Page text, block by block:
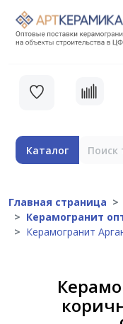
Каталог
Главная страница
Керамогранит
Керамогранит